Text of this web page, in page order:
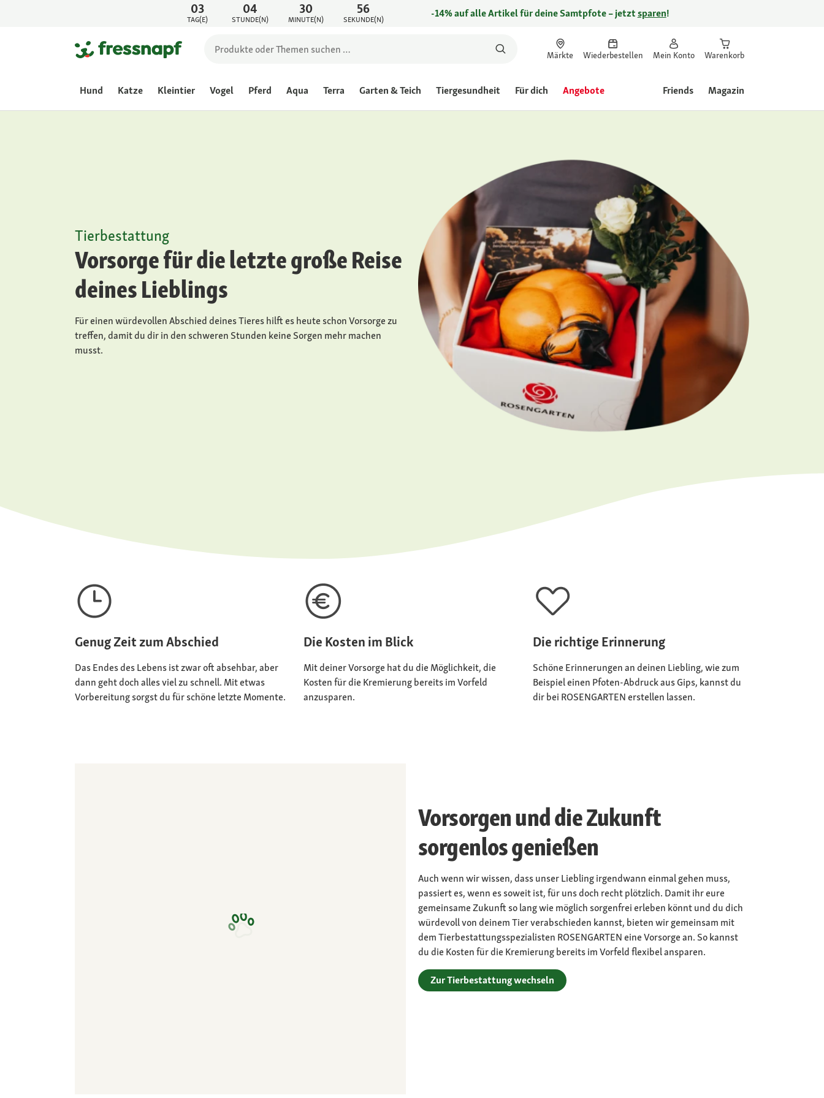
03
TAG(E)
04
STUNDE(N)
30
MINUTE(N)
56
SEKUNDE(N) -14% auf alle Artikel für deine Samtpfote – jetztsparen!
Märkte Wiederbestellen Mein Konto Warenkorb
Hund Katze Kleintier Vogel Pferd Aqua Terra Garten & Teich Tiergesundheit Für dich Angebote Friends Magazin
Tierbestattung
Vorsorge für die letzte große Reise
deines Lieblings
Für einen würdevollen Abschied deines Tieres hilft es heute schon Vorsorge zu
treffen, damit du dir in den schweren Stunden keine Sorgen mehr machen
musst.
Genug Zeit zum Abschied
Das Endes des Lebens ist zwar oft absehbar, aber
dann geht doch alles viel zu schnell. Mit etwas
Vorbereitung sorgst du für schöne letzte Momente.
Die Kosten im Blick
Mit deiner Vorsorge hat du die Möglichkeit, die
Kosten für die Kremierung bereits im Vorfeld
anzusparen.
Die richtige Erinnerung
Schöne Erinnerungen an deinen Liebling, wie zum
Beispiel einen Pfoten-Abdruck aus Gips, kannst du
dir bei ROSENGARTEN erstellen lassen.
Vorsorgen und die Zukunft
sorgenlos genießen
Auch wenn wir wissen, dass unser Liebling irgendwann einmal gehen muss,
passiert es, wenn es soweit ist, für uns doch recht plötzlich. Damit ihr eure
gemeinsame Zukunft so lang wie möglich sorgenfrei erleben könnt und du dich
würdevoll von deinem Tier verabschieden kannst, bieten wir gemeinsam mit
dem Tierbestattungsspezialisten ROSENGARTEN eine Vorsorge an. So kannst
du die Kosten für die Kremierung bereits im Vorfeld flexibel ansparen.
Zur Tierbestattung wechseln